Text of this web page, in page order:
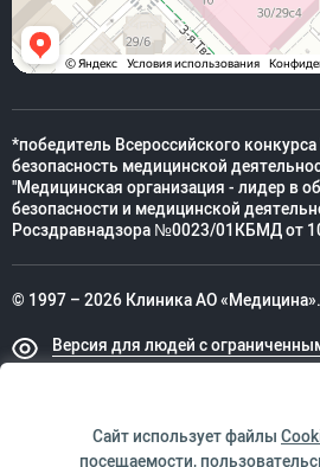
*победитель Всероссийского конкурса
безопасность медицинской
"Медицинская организация - лидер в
безопасности и медицинской
Росздравнадзора №0023/01КБМД от
© 1997 – 2026 Клиника АО
Версия для людей с
Сайт использует файлы
посещаемости,